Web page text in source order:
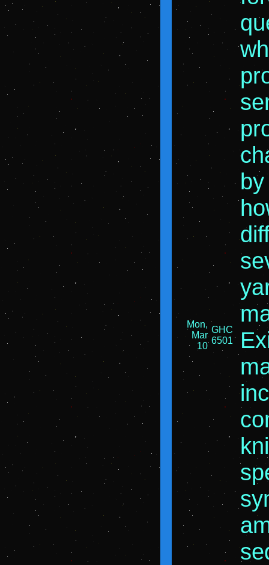
Mon,
Mar
10
GHC
6501